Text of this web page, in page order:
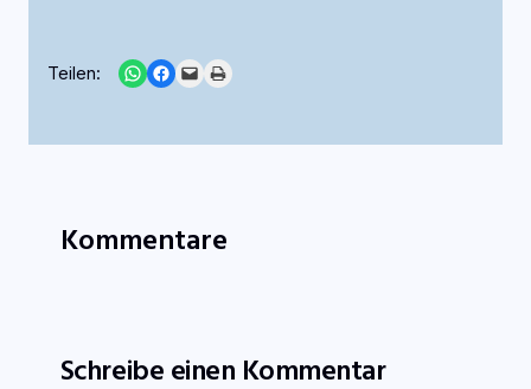
Teilen: Share on WhatsApp
Share on Facebook
Email this PagePrint this Page
Kommentare
Schreibe einen Kommentar